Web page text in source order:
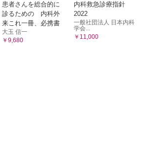
患者さんを総合的に
診るための 内科外
来これ一冊、必携書
大玉 信一
￥9,680
内科救急診療指針
2022
一般社団法人 日本内科
学会...
￥11,000